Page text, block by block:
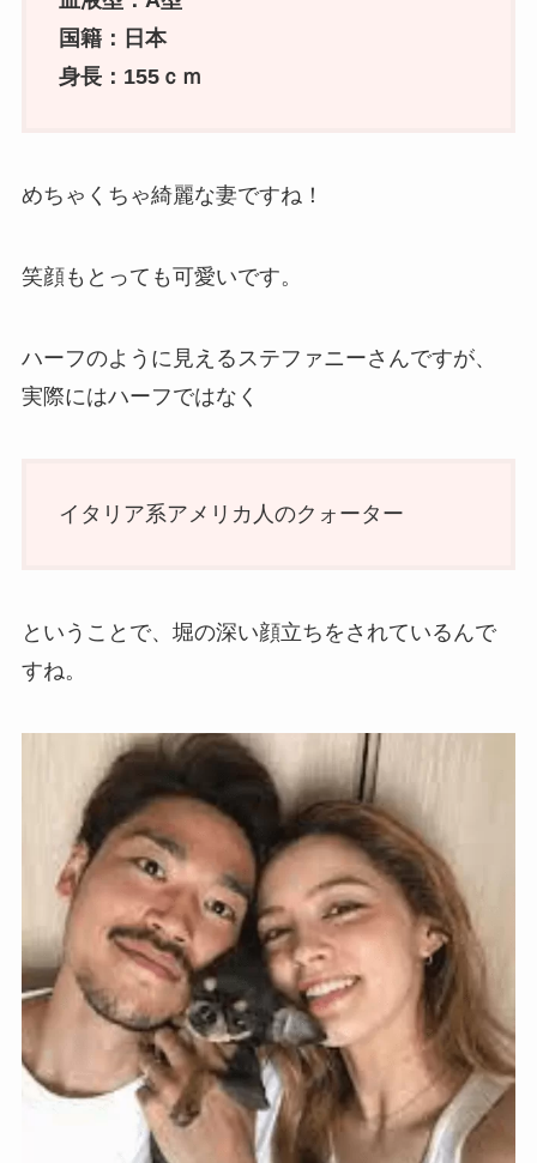
国籍：日本
身長：155ｃｍ
めちゃくちゃ綺麗な妻ですね！
笑顔もとっても可愛いです。
ハーフのように見えるステファニーさんですが、
実際にはハーフではなく
イタリア系アメリカ人のクォーター
ということで、堀の深い顔立ちをされているんで
すね。